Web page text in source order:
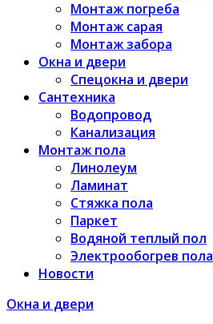
Монтаж погреба
Монтаж сарая
Монтаж забора
Окна и двери
Спецокна и двери
Сантехника
Водопровод
Канализация
Монтаж пола
Линолеум
Ламинат
Стяжка пола
Паркет
Водяной теплый пол
Электрообогрев пола
Новости
Окна и двери